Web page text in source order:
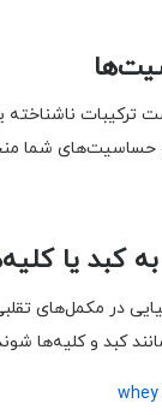
ناشناخته یا
حساسیت‌های شما
یا
در مکمل‌های
کبد و کلیه‌ها